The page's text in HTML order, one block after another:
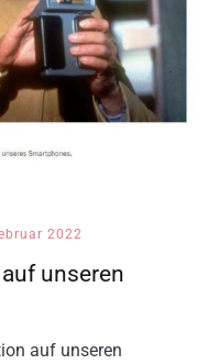
2022
unseren
auf unseren